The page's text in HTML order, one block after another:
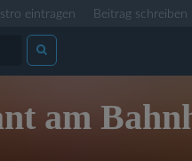
eintragen Beitrag schreiben
am